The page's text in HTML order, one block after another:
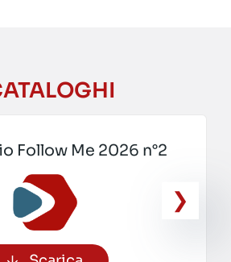
Follow Me 2026 n°2